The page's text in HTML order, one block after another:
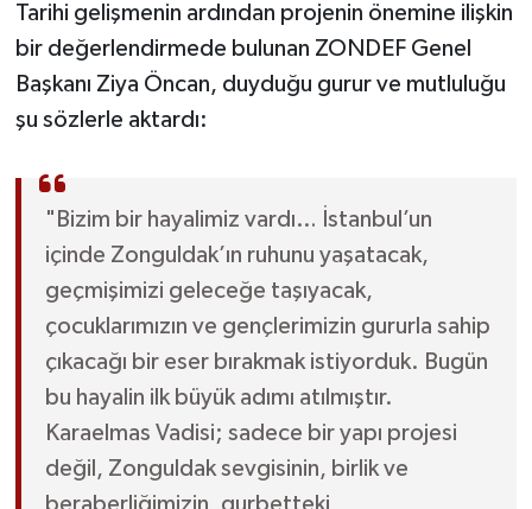
Tarihi gelişmenin ardından projenin önemine ilişkin
bir değerlendirmede bulunan ZONDEF Genel
Başkanı Ziya Öncan, duyduğu gurur ve mutluluğu
şu sözlerle aktardı:
"Bizim bir hayalimiz vardı… İstanbul’un
içinde Zonguldak’ın ruhunu yaşatacak,
geçmişimizi geleceğe taşıyacak,
çocuklarımızın ve gençlerimizin gururla sahip
çıkacağı bir eser bırakmak istiyorduk. Bugün
bu hayalin ilk büyük adımı atılmıştır.
Karaelmas Vadisi; sadece bir yapı projesi
değil, Zonguldak sevgisinin, birlik ve
beraberliğimizin, gurbetteki
Resmi İlan
Röportaj
SİYASET
Ulusal
Yaşam